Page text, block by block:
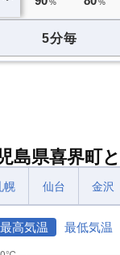
リ % %
5分毎
島県喜界町
幌 仙台 金沢
最高気温 最低気温